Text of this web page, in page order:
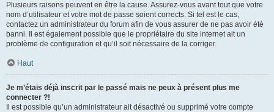
Plusieurs raisons peuvent en être la cause. Assurez-vous avant tout que votre
nom d’utilisateur et votre mot de passe soient corrects. Si tel est le cas,
contactez un administrateur du forum afin de vous assurer de ne pas avoir été
banni. Il est également possible que le propriétaire du site internet ait un
problème de configuration et qu’il soit nécessaire de la corriger.
Haut
Je m’étais déjà inscrit par le passé mais ne peux à présent plus me
connecter ?!
Il est possible qu’un administrateur ait désactivé ou supprimé votre compte